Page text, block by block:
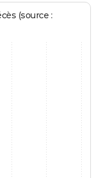
(source :